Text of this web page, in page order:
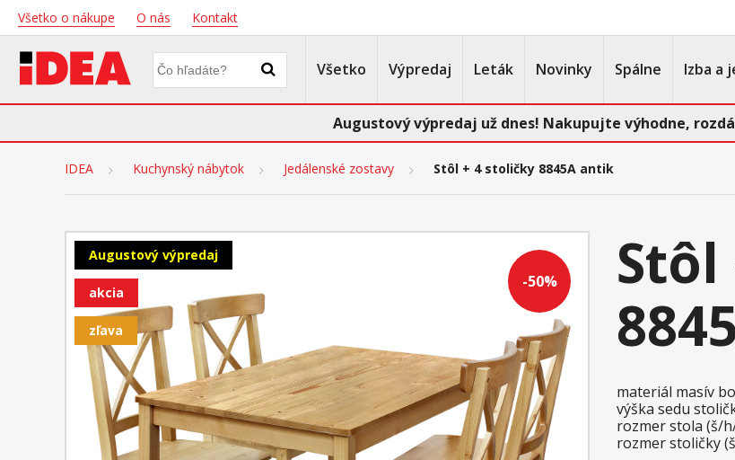
Všetko o nákupe O nás Kontakt
Všetko Výpredaj Leták Novinky Spálne Izba a
Augustový výpredaj už dnes! Nakupujte výhodne,
IDEA Kuchynský nábytok Jedálenské zostavy Stôl + 4 stoličky 8845A antik
-50%
Augustový výpredaj
akcia
zľava
materiál masív
výška sedu
rozmer stola (š/
rozmer stoličky